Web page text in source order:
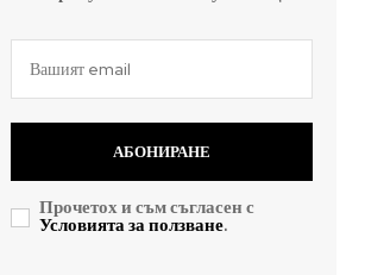
АБОНИРАНЕ
Прочетох и съм съгласен с
Условията за ползване.